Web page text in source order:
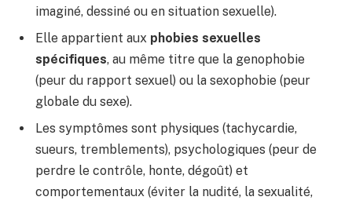
imaginé, dessiné ou en situation sexuelle).
Elle appartient aux phobies sexuelles
spécifiques, au même titre que la genophobie
(peur du rapport sexuel) ou la sexophobie (peur
globale du sexe).
Les symptômes sont physiques (tachycardie,
sueurs, tremblements), psychologiques (peur de
perdre le contrôle, honte, dégoût) et
comportementaux (éviter la nudité, la sexualité,